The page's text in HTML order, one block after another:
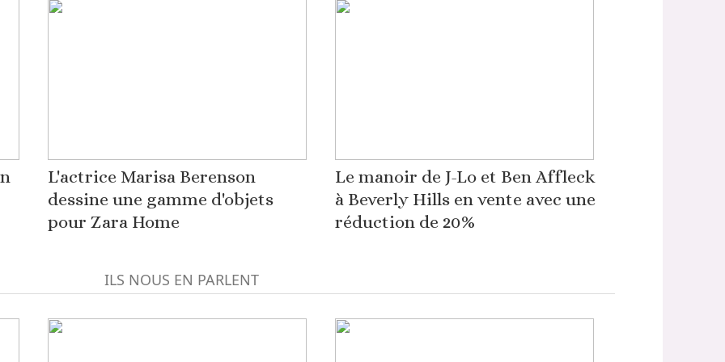
L'actrice Marisa Berenson
dessine une gamme d'objets
pour Zara Home
Le manoir de J-Lo et Ben Affleck
à Beverly Hills en vente avec une
réduction de 20%
ILS NOUS EN PARLENT